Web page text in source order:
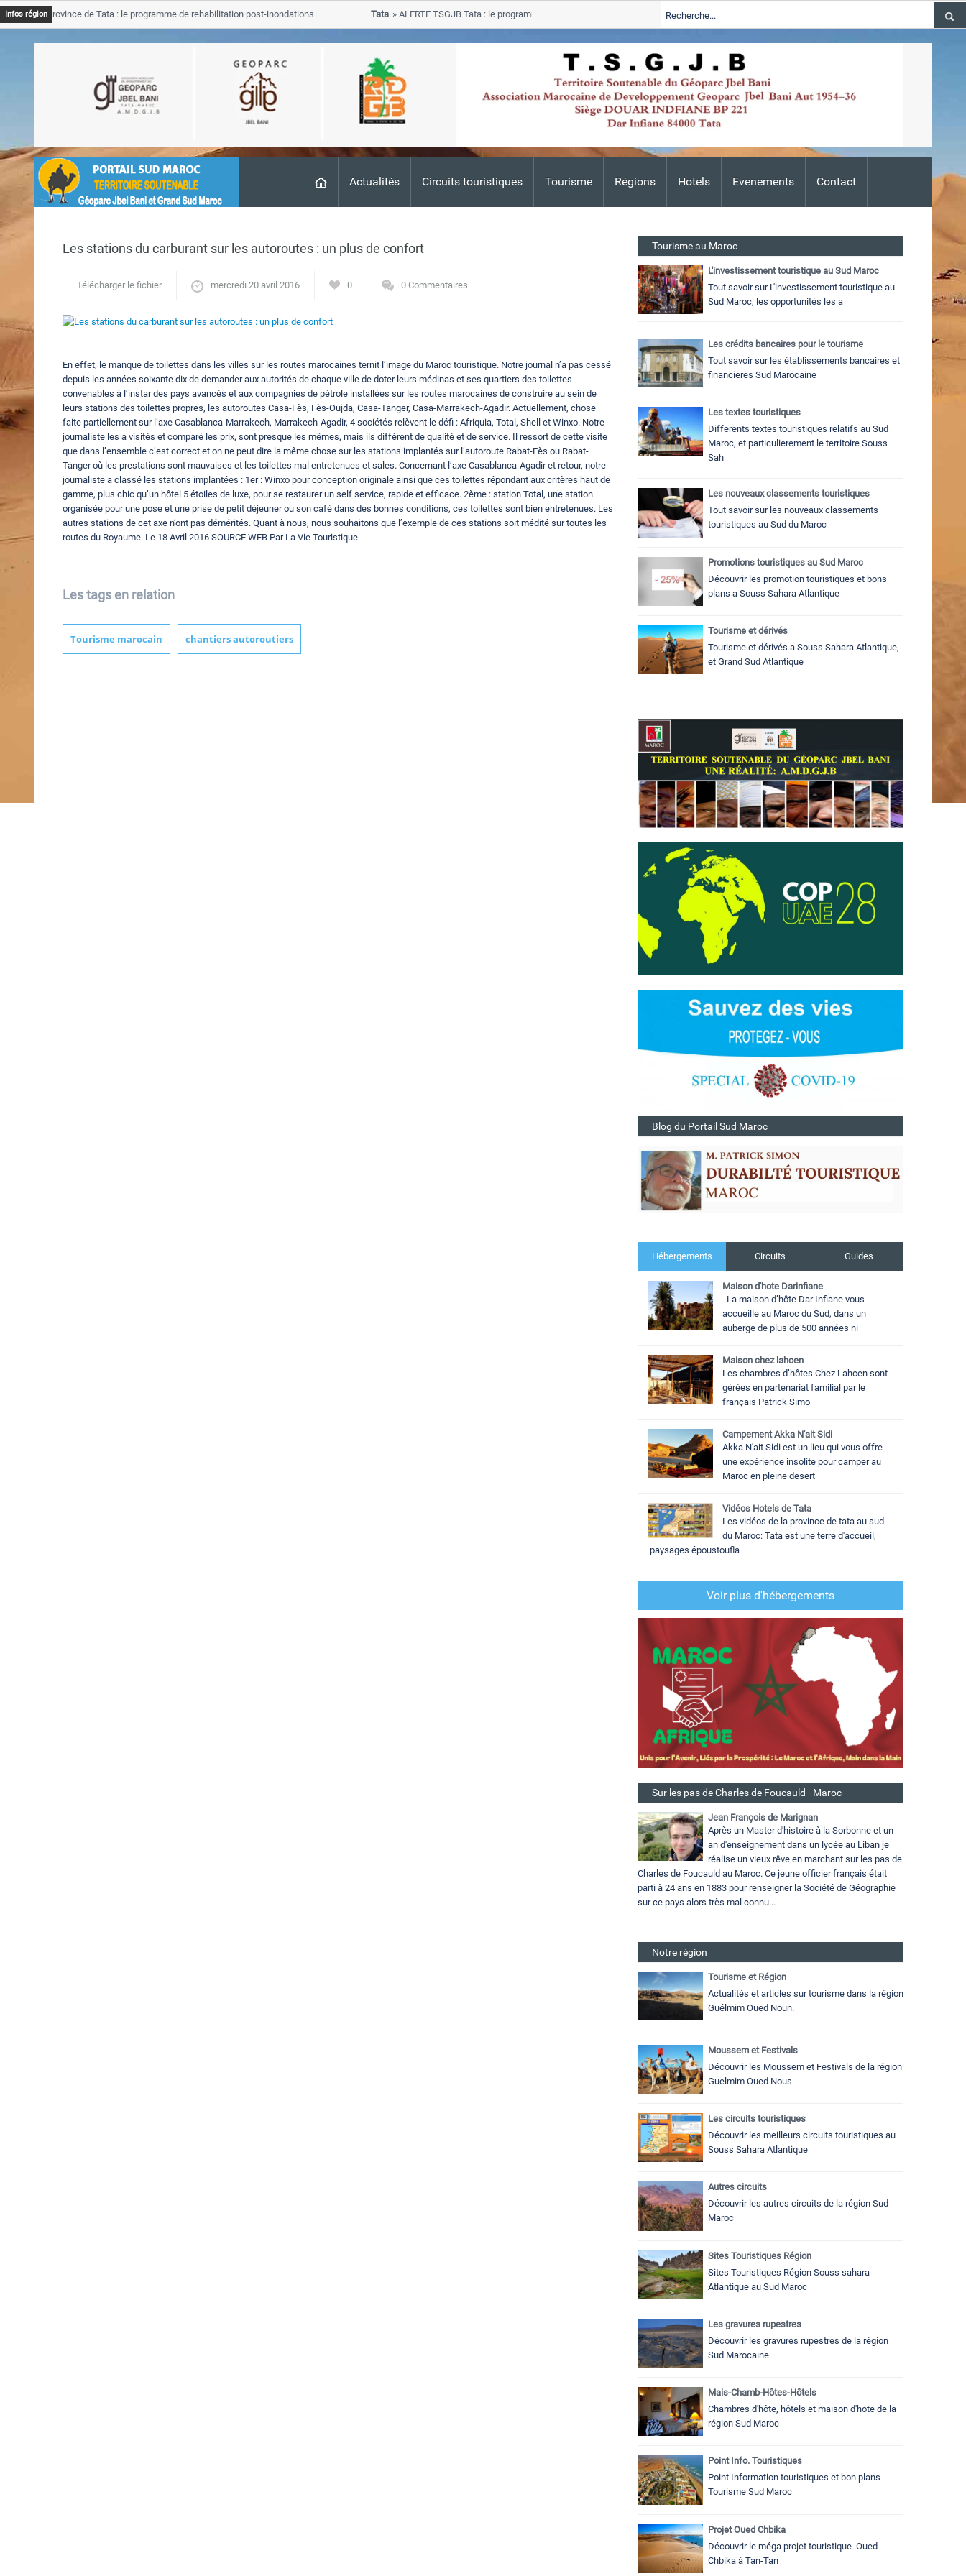
Actualités Circuits touristiques Tourisme Régions Hotels Evenements Contact
Infos région
TSGJB Province de Tata : le programme de rehabilitation post-inondations
Tata
ALERTE TSGJB Tata : le programme de rehabilitation post-inondations 2024-2026
progresse dans les zones sinistrees
ALERTE TSGJB Tata : l’ANDZOA
Adis
Les stations du carburant sur les autoroutes : un plus de confort
Télécharger le fichier mercredi 20 avril 2016 0 0 Commentaires
En effet, le manque de toilettes dans les villes sur les routes marocaines ternit l’image du Maroc touristique. Notre journal n’a pas cessé
depuis les années soixante dix de demander aux autorités de chaque ville de doter leurs médinas et ses quartiers des toilettes
convenables à l’instar des pays avancés et aux compagnies de pétrole installées sur les routes marocaines de construire au sein de
leurs stations des toilettes propres, les autoroutes Casa-Fès, Fès-Oujda, Casa-Tanger, Casa-Marrakech-Agadir. Actuellement, chose
faite partiellement sur l’axe Casablanca-Marrakech, Marrakech-Agadir, 4 sociétés relèvent le défi : Afriquia, Total, Shell et Winxo. Notre
journaliste les a visités et comparé les prix, sont presque les mêmes, mais ils diffèrent de qualité et de service. Il ressort de cette visite
que dans l’ensemble c’est correct et on ne peut dire la même chose sur les stations implantés sur l’autoroute Rabat-Fès ou Rabat-
Tanger où les prestations sont mauvaises et les toilettes mal entretenues et sales. Concernant l’axe Casablanca-Agadir et retour, notre
journaliste a classé les stations implantées : 1er : Winxo pour conception originale ainsi que ces toilettes répondant aux critères haut de
gamme, plus chic qu’un hôtel 5 étoiles de luxe, pour se restaurer un self service, rapide et efficace. 2ème : station Total, une station
organisée pour une pose et une prise de petit déjeuner ou son café dans des bonnes conditions, ces toilettes sont bien entretenues. Les
autres stations de cet axe n’ont pas démérités. Quant à nous, nous souhaitons que l’exemple de ces stations soit médité sur toutes les
routes du Royaume. Le 18 Avril 2016 SOURCE WEB Par La Vie Touristique
Les tags en relation
Tourisme marocain chantiers autoroutiers
Tourisme au Maroc
L'investissement touristique au Sud Maroc
Tout savoir sur L'investissement touristique au
Sud Maroc, les opportunités les a
Les crédits bancaires pour le tourisme
Tout savoir sur les établissements bancaires et
financieres Sud Marocaine
Les textes touristiques
Differents textes touristiques relatifs au Sud
Maroc, et particulierement le territoire Souss
Sah
Les nouveaux classements touristiques
Tout savoir sur les nouveaux classements
touristiques au Sud du Maroc
Promotions touristiques au Sud Maroc
Découvrir les promotion touristiques et bons
plans a Souss Sahara Atlantique
Tourisme et dérivés
Tourisme et dérivés a Souss Sahara Atlantique,
et Grand Sud Atlantique
Blog du Portail Sud Maroc
Hébergements Circuits Guides
Maison d'hote Darinfiane
La maison d’hôte Dar Infiane vous
accueille au Maroc du Sud, dans un
auberge de plus de 500 années ni
Maison chez lahcen
Les chambres d’hôtes Chez Lahcen sont
gérées en partenariat familial par le
français Patrick Simo
Campement Akka N'ait Sidi
Akka N'ait Sidi est un lieu qui vous offre
une expérience insolite pour camper au
Maroc en pleine desert
Vidéos Hotels de Tata
Les vidéos de la province de tata au sud
du Maroc: Tata est une terre d'accueil,
paysages époustoufla
Voir plus d'hébergements
Sur les pas de Charles de Foucauld - Maroc
Jean François de Marignan
Après un Master d'histoire à la Sorbonne et un
an d'enseignement dans un lycée au Liban je
réalise un vieux rêve en marchant sur les pas de
Charles de Foucauld au Maroc. Ce jeune officier français était
parti à 24 ans en 1883 pour renseigner la Société de Géographie
sur ce pays alors très mal connu...
Notre région
Tourisme et Région
Actualités et articles sur tourisme dans la région
Guélmim Oued Noun.
Moussem et Festivals
Découvrir les Moussem et Festivals de la région
Guelmim Oued Nous
Les circuits touristiques
Découvrir les meilleurs circuits touristiques au
Souss Sahara Atlantique
Autres circuits
Découvrir les autres circuits de la région Sud
Maroc
Sites Touristiques Région
Sites Touristiques Région Souss sahara
Atlantique au Sud Maroc
Les gravures rupestres
Découvrir les gravures rupestres de la région
Sud Marocaine
Mais-Chamb-Hôtes-Hôtels
Chambres d'hôte, hôtels et maison d'hote de la
région Sud Maroc
Point Info. Touristiques
Point Information touristiques et bon plans
Tourisme Sud Maroc
Projet Oued Chbika
Découvrir le méga projet touristique Oued
Chbika à Tan-Tan